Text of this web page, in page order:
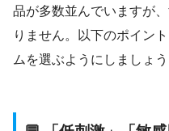
品が多数並んでいますが
りません。以下のポイン
ムを選ぶようにしましょう